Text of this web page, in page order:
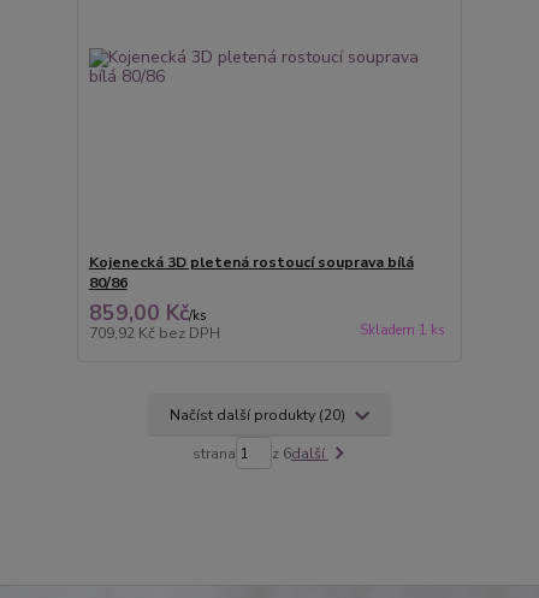
Kojenecká 3D pletená rostoucí souprava bílá
80/86
859,00 Kč/ks
709,92 Kč bez DPH Skladem 1 ks
Načíst další produkty (20)
strana z 6další